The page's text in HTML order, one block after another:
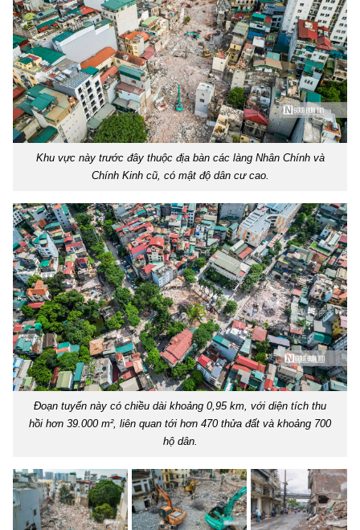
Khu vực này trước đây thuộc địa bàn các làng Nhân Chính và
Chính Kinh cũ, có mật độ dân cư cao.
Đoạn tuyến này có chiều dài khoảng 0,95 km, với diện tích thu
hồi hơn 39.000 m², liên quan tới hơn 470 thửa đất và khoảng 700
hộ dân.